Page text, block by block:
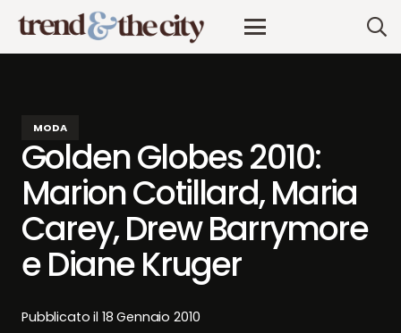
MODA
Golden Globes 2010:
Marion Cotillard, Maria
Carey, Drew Barrymore
e Diane Kruger
Pubblicato il 18 Gennaio 2010